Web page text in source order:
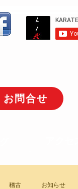
お問合せ
稽古 お知らせ